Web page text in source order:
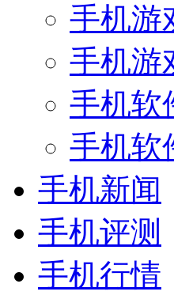
手机游
手机游
手机软
手机软
手机新闻
手机评测
手机行情